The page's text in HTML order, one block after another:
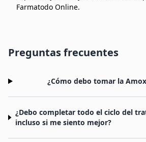
Farmatodo Online.
Preguntas frecuentes
¿Cómo debo tomar la
¿Debo completar todo el ciclo del
incluso si me siento mejor?